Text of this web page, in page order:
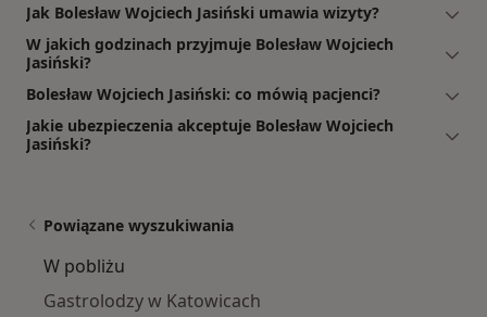
Jak Bolesław Wojciech Jasiński umawia wizyty?
W jakich godzinach przyjmuje Bolesław Wojciech
Jasiński?
Bolesław Wojciech Jasiński: co mówią pacjenci?
Jakie ubezpieczenia akceptuje Bolesław Wojciech
Jasiński?
Powiązane wyszukiwania
W pobliżu
Gastrolodzy w Katowicach